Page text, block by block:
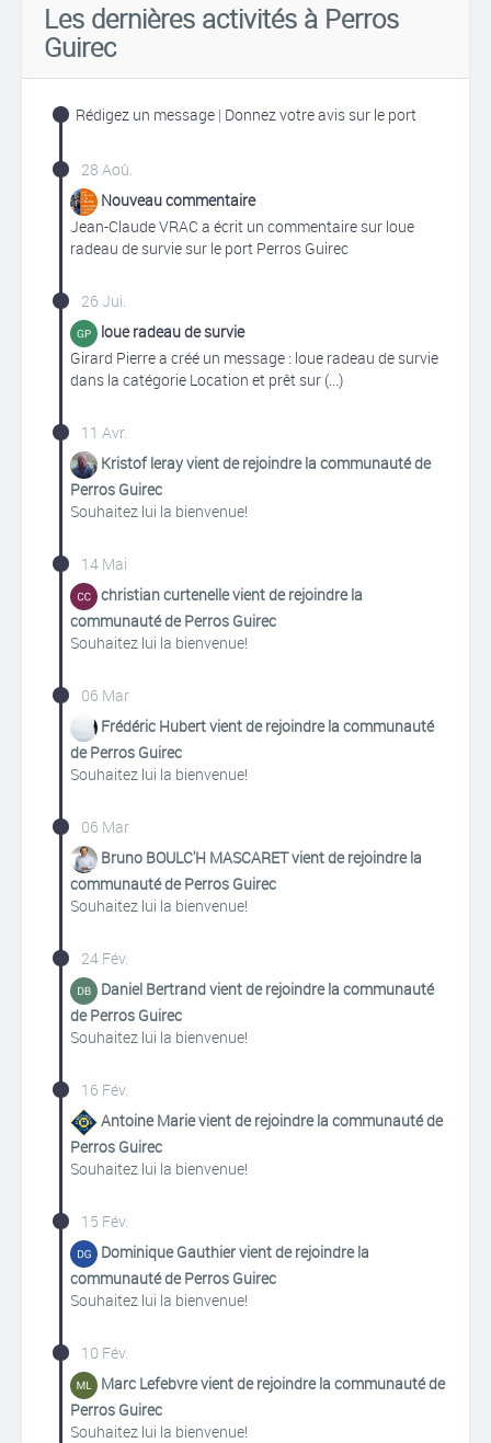
Les dernières activités à Perros
Guirec
Rédigez un message | Donnez votre avis sur le port
28 Aoû.
Nouveau commentaire
Jean-Claude VRAC a écrit un commentaire sur loue
radeau de survie sur le port Perros Guirec
26 Jui.
loue radeau de survie
Girard Pierre a créé un message : loue radeau de survie
dans la catégorie Location et prêt sur (...)
11 Avr.
Kristof leray vient de rejoindre la communauté de
Perros Guirec
Souhaitez lui la bienvenue!
14 Mai
christian curtenelle vient de rejoindre la
communauté de Perros Guirec
Souhaitez lui la bienvenue!
06 Mar
Frédéric Hubert vient de rejoindre la communauté
de Perros Guirec
Souhaitez lui la bienvenue!
06 Mar
Bruno BOULC'H MASCARET vient de rejoindre la
communauté de Perros Guirec
Souhaitez lui la bienvenue!
24 Fév.
Daniel Bertrand vient de rejoindre la communauté
de Perros Guirec
Souhaitez lui la bienvenue!
16 Fév.
Antoine Marie vient de rejoindre la communauté de
Perros Guirec
Souhaitez lui la bienvenue!
15 Fév.
Dominique Gauthier vient de rejoindre la
communauté de Perros Guirec
Souhaitez lui la bienvenue!
10 Fév.
Marc Lefebvre vient de rejoindre la communauté de
Perros Guirec
Souhaitez lui la bienvenue!